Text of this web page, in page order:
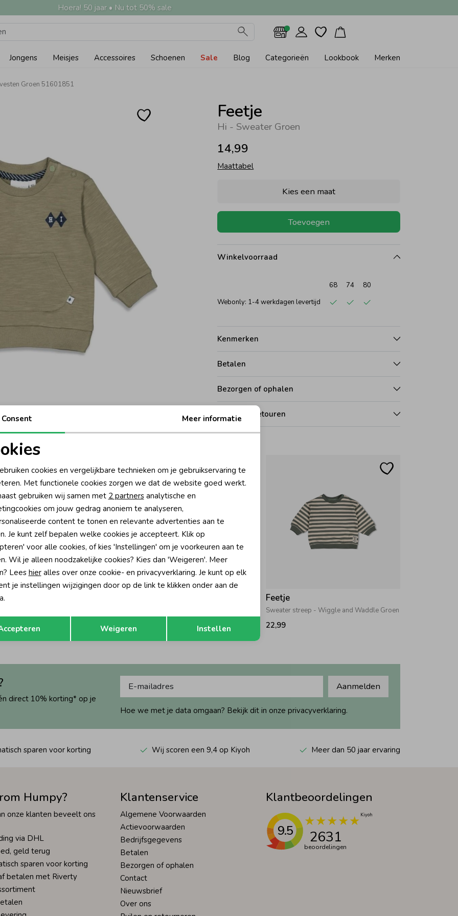
Hoera! 50 jaar • Nu tot 50% sale
Jongens Meisjes Accessoires Schoenen Sale Blog Categorieën Lookbook Merken
Groen 51601851
Feetje
Hi - Sweater Groen
14,99
Maattabel
Kies een maat
Toevoegen
Winkelvoorraad
68 74
80
Webonly: 1-4 werkdagen levertijd
Kenmerken
Betalen
Bezorgen of ophalen
Ruilen en retouren
23,99
Feetje
Sweater streep - Wiggle and Waddle Groen
22,99
direct 10% korting* op je
Aanmelden
Hoe we met je data omgaan? Bekijk dit in onze privacyverklaring.
sparen voor korting Wij scoren een 9,4 op Kiyoh Meer dan 50 jaar ervaring
Humpy?
onze klanten beveelt ons
via DHL
geld terug
sparen voor korting
betalen met Riverty
Klantenservice
Algemene Voorwaarden
Actievoorwaarden
Bedrijfsgegevens
Betalen
Bezorgen of ophalen
Contact
Nieuwsbrief
Over ons
Klantbeoordelingen
9.5 2631
beoordelingen
cookies
cookies Marketing cookies
Terug Opslaan
Consent Meer informatie
cookies en vergelijkbare technieken om je gebruikservaring te
Met functionele cookies zorgen we dat de website goed werkt.
gebruiken wij samen met 2 partnersanalytische en
om jouw gedrag anoniem te analyseren,
content te tonen en relevante advertenties aan te
Je kunt zelf bepalen welke cookies je accepteert. Klik op
voor alle cookies, of kies 'Instellingen' om je voorkeuren aan te
Wil je alleen noodzakelijke cookies? Kies dan 'Weigeren'. Meer
Lees hieralles over onze cookie- en privacyverklaring. Je kunt op elk
je instellingen wijzigingen door op de link te klikken onder aan de
Weigeren Instellen